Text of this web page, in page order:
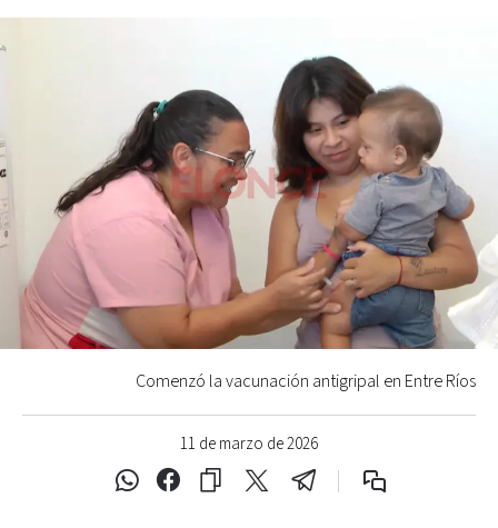
11 de marzo de 2026
Comenzó la vacunación antigripal en Entre Ríos